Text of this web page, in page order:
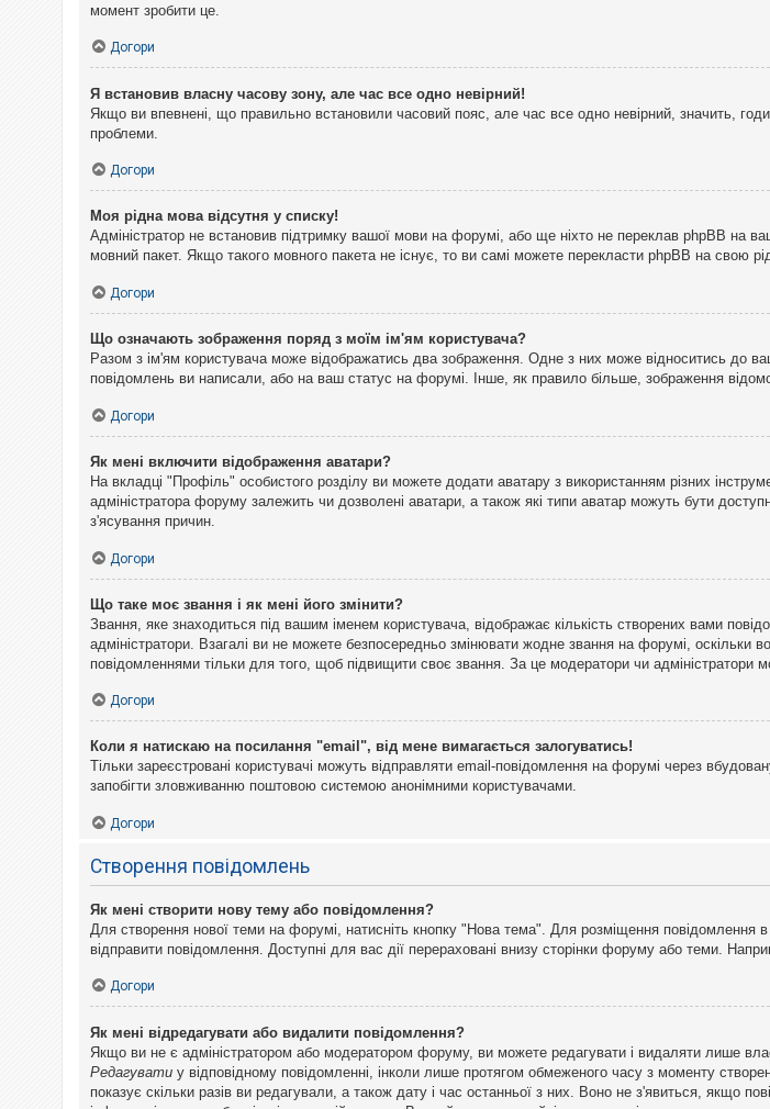
момент зробити це.
Догори
Я встановив власну часову зону, але час все одно невірний!
Якщо ви впевнені, що правильно встановили часовий пояс, але час все одно невірний, значить,
проблеми.
Догори
Моя рідна мова відсутня у списку!
Адміністратор не встановив підтримку вашої мови на форумі, або ще ніхто не переклав phpBB на
мовний пакет. Якщо такого мовного пакета не існує, то ви самі можете перекласти phpBB на свою
Догори
Що означають зображення поряд з моїм ім'ям користувача?
Разом з ім'ям користувача може відображатись два зображення. Одне з них може відноситись до
повідомлень ви написали, або на ваш статус на форумі. Інше, як правило більше, зображення
Догори
Як мені включити відображення аватари?
На вкладці "Профіль" особистого розділу ви можете додати аватару з використанням різних
адміністратора форуму залежить чи дозволені аватари, а також які типи аватар можуть бути
з'ясування причин.
Догори
Що таке моє звання і як мені його змінити?
Звання, яке знаходиться під вашим іменем користувача, відображає кількість створених вами
адміністратори. Взагалі ви не можете безпосередньо змінювати жодне звання на форумі,
повідомленнями тільки для того, щоб підвищити своє звання. За це модератори чи адміністратори
Догори
Коли я натискаю на посилання "email", від мене вимагається залогуватись!
Тільки зареєстровані користувачі можуть відправляти email-повідомлення на форумі через
запобігти зловживанню поштовою системою анонімними користувачами.
Догори
Створення повідомлень
Як мені створити нову тему або повідомлення?
Для створення нової теми на форумі, натисніть кнопку "Нова тема". Для розміщення повідомлення
відправити повідомлення. Доступні для вас дії перераховані внизу сторінки форуму або теми.
Догори
Як мені відредагувати або видалити повідомлення?
Якщо ви не є адміністратором або модератором форуму, ви можете редагувати і видаляти лише
Редагувати у відповідному повідомленні, інколи лише протягом обмеженого часу з моменту
показує скільки разів ви редагували, а також дату і час останньої з них. Воно не з'явиться, якщо